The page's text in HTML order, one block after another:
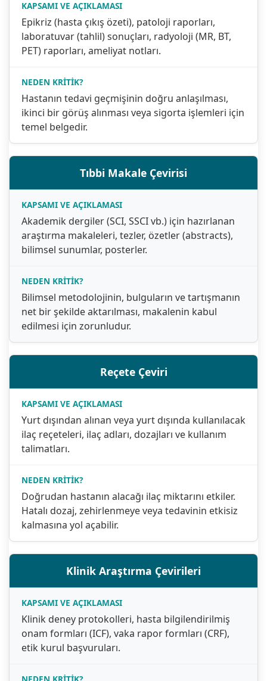
Epikriz (hasta çıkış özeti), patoloji raporları,
laboratuvar (tahlil) sonuçları, radyoloji (MR, BT,
PET) raporları, ameliyat notları.
Hastanın tedavi geçmişinin doğru anlaşılması,
ikinci bir görüş alınması veya sigorta işlemleri için
temel belgedir.
Tıbbi Makale Çevirisi
Akademik dergiler (SCI, SSCI vb.) için hazırlanan
araştırma makaleleri, tezler, özetler (abstracts),
bilimsel sunumlar, posterler.
Bilimsel metodolojinin, bulguların ve tartışmanın
net bir şekilde aktarılması, makalenin kabul
edilmesi için zorunludur.
Reçete Çeviri
Yurt dışından alınan veya yurt dışında kullanılacak
ilaç reçeteleri, ilaç adları, dozajları ve kullanım
talimatları.
Doğrudan hastanın alacağı ilaç miktarını etkiler.
Hatalı dozaj, zehirlenmeye veya tedavinin etkisiz
kalmasına yol açabilir.
Klinik Araştırma Çevirileri
Klinik deney protokolleri, hasta bilgilendirilmiş
onam formları (ICF), vaka rapor formları (CRF),
etik kurul başvuruları.